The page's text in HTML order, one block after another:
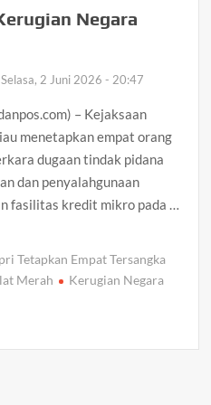
Catatan dari
dan KJK di Batam
Tak Tebang Pilih, Desak
Ludes Terbakar,
Juta
Jalan TMMD Ke-
Gandeng Jasa
Melalui Paket Kiriman
Pengendara dan
Negara
Selasa, 2 Juni 2026 - 20:47
– Kejaksaan
menetapkan empat orang
dugaan tindak pidana
dan penyalahgunaan
fasilitas kredit mikro pada …
Tetapkan Empat Tersangka
Merah
Kerugian Negara